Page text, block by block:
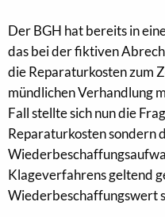
Der BGH hat bereits in
das bei der fiktiven
die Reparaturkosten zum
mündlichen Verhandlung
Fall stellte sich nun die
Reparaturkosten sondern
Klageverfahrens geltend
Wiederbeschaffungswert